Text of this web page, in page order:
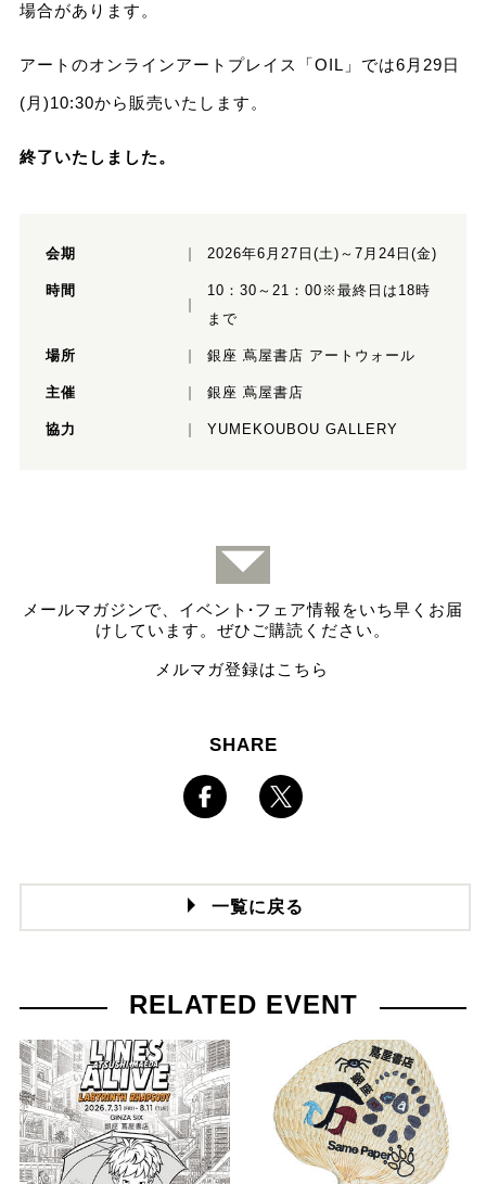
場合があります。
アートのオンラインアートプレイス「OIL」では6月29日
(月)10:30から販売いたします。
終了いたしました。
会期 2026年6月27日(土)～7月24日(金)
時間
10：30～21：00※最終日は18時
まで
場所 銀座 蔦屋書店 アートウォール
主催 銀座 蔦屋書店
協力 YUMEKOUBOU GALLERY
メールマガジンで、イベント ·フェア情報をいち早くお届
けしています。ぜひご購読ください。
メルマガ登録はこちら
SHARE
一覧に戻る
RELATED EVENT